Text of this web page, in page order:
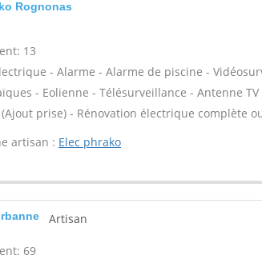
Rognonas
13
- Alarme - Alarme de piscine -
- Eolienne - Télésurveillance - Antenne
prise) - Rénovation électrique complète
artisan : Elec phrako
Artisan
69